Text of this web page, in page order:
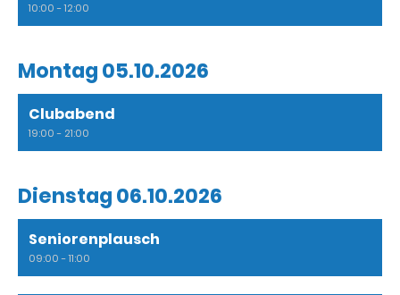
10:00 - 12:00
Montag 05.10.2026
Clubabend
19:00 - 21:00
Dienstag 06.10.2026
Seniorenplausch
09:00 - 11:00